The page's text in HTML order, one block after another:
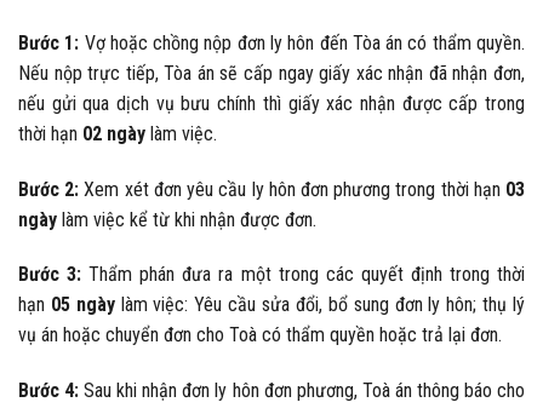
Bước 1: Vợ hoặc chồng nộp đơn ly hôn đến Tòa án có thẩm quyền.
Nếu nộp trực tiếp, Tòa án sẽ cấp ngay giấy xác nhận đã nhận đơn,
nếu gửi qua dịch vụ bưu chính thì giấy xác nhận được cấp trong
thời hạn 02 ngày làm việc.
Bước 2: Xem xét đơn yêu cầu ly hôn đơn phương trong thời hạn 03
ngày làm việc kể từ khi nhận được đơn.
Bước 3: Thẩm phán đưa ra một trong các quyết định trong thời
hạn 05 ngàylàm việc: Yêu cầu sửa đổi, bổ sung đơn ly hôn; thụ lý
vụ án hoặc chuyển đơn cho Toà có thẩm quyền hoặc trả lại đơn.
Bước 4: Sau khi nhận đơn ly hôn đơn phương, Toà án thông báo cho